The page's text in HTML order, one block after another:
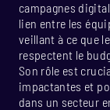
campagnes
lien entre les
veillant à ce que
respectent le
Son rôle est
impactantes et
dans un secteur